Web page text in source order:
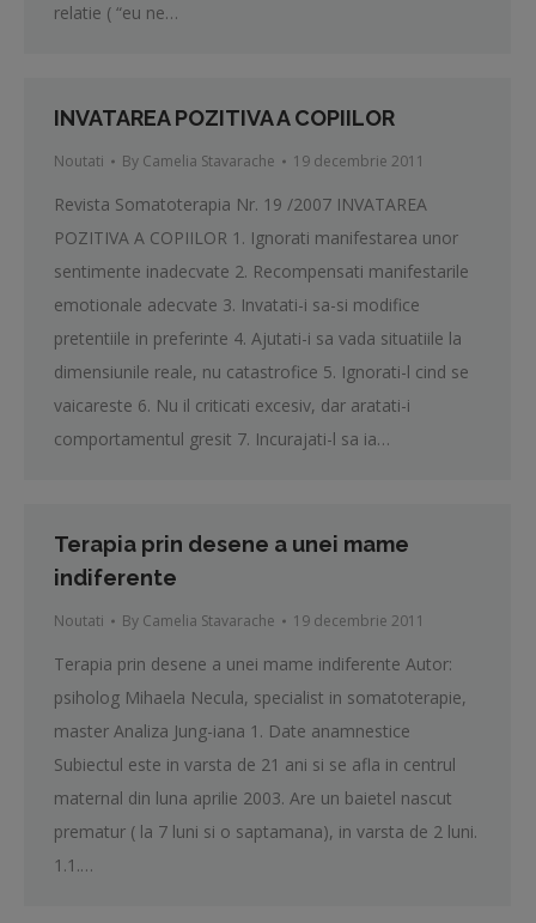
relatie ( “eu ne…
INVATAREA POZITIVA A COPIILOR
Noutati By Camelia Stavarache 19 decembrie 2011
Revista Somatoterapia Nr. 19 /2007 INVATAREA
POZITIVA A COPIILOR 1. Ignorati manifestarea unor
sentimente inadecvate 2. Recompensati manifestarile
emotionale adecvate 3. Invatati-i sa-si modifice
pretentiile in preferinte 4. Ajutati-i sa vada situatiile la
dimensiunile reale, nu catastrofice 5. Ignorati-l cind se
vaicareste 6. Nu il criticati excesiv, dar aratati-i
comportamentul gresit 7. Incurajati-l sa ia…
Terapia prin desene a unei mame
indiferente
Noutati By Camelia Stavarache 19 decembrie 2011
Terapia prin desene a unei mame indiferente Autor:
psiholog Mihaela Necula, specialist in somatoterapie,
master Analiza Jung-iana 1. Date anamnestice
Subiectul este in varsta de 21 ani si se afla in centrul
maternal din luna aprilie 2003. Are un baietel nascut
prematur ( la 7 luni si o saptamana), in varsta de 2 luni.
1.1.…